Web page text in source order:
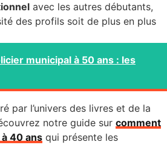
avec les autres débutants,
des profils soit de plus en plus
municipal à 50 ans : les
par l’univers des livres et de la
notre guide sur comment
40 ans qui présente les